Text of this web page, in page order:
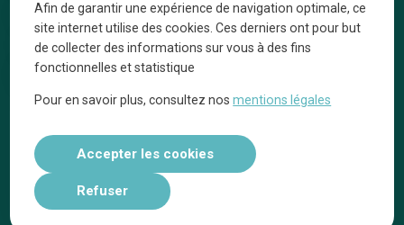
Bonnes adresses
Quartiers
Blog
Tops 10
A propos
On parle de nous
Afin de garantir une expérience de navigation optimale, ce
site internet utilise des cookies. Ces derniers ont pour but
de collecter des informations sur vous à des fins
fonctionnelles et statistique
Pour en savoir plus, consultez nosmentions légales
Accepter les cookies
Refuser